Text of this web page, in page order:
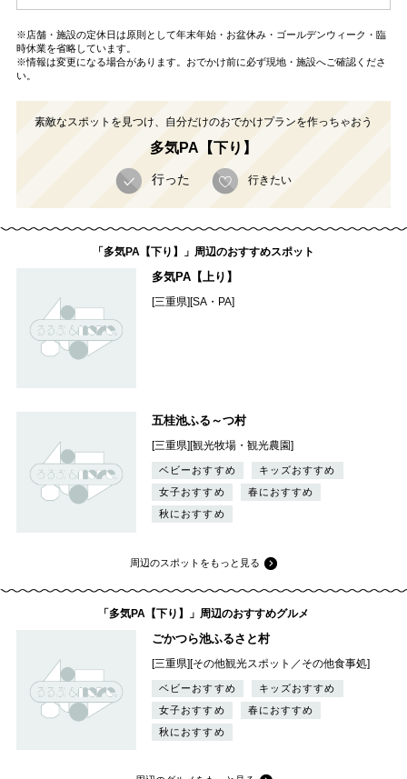
※店舗・施設の定休日は原則として年末年始・お盆休み・ゴールデンウィーク・臨
時休業を省略しています。
※情報は変更になる場合があります。おでかけ前に必ず現地・施設へご確認くださ
い。
素敵なスポットを見つけ、自分だけのおでかけプランを作っちゃおう
多気PA【下り】
行った 行きたい
「多気PA【下り】」周辺のおすすめスポット
多気PA【上り】
[三重県][SA・PA]
五桂池ふる～つ村
[三重県][観光牧場・観光農園]
ベビーおすすめ
キッズおすすめ
女子おすすめ
春におすすめ
秋におすすめ
周辺のスポットをもっと見る
「多気PA【下り】」周辺のおすすめグルメ
ごかつら池ふるさと村
[三重県][その他観光スポット／その他食事処]
ベビーおすすめ
キッズおすすめ
女子おすすめ
春におすすめ
秋におすすめ